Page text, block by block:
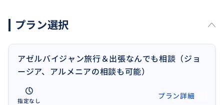
プラン選択
アゼルバイジャン旅行＆出張なんでも相談（ジョ
ージア、アルメニアの相談も可能）
指定なし
プラン詳細